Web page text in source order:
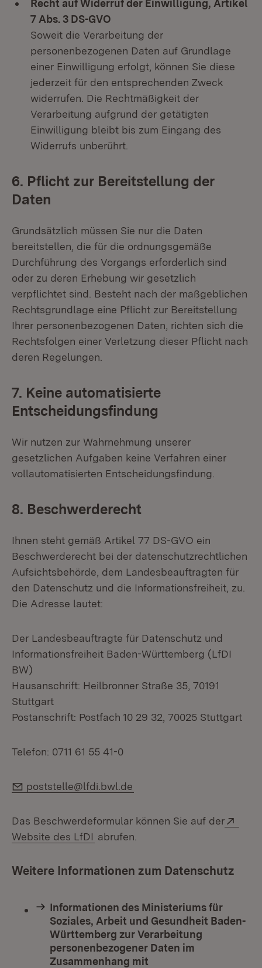
Recht auf Widerruf der Einwilligung, Artikel
7 Abs. 3 DS-GVO
Soweit die Verarbeitung der
personenbezogenen Daten auf Grundlage
einer Einwilligung erfolgt, können Sie diese
jederzeit für den entsprechenden Zweck
widerrufen. Die Rechtmäßigkeit der
Verarbeitung aufgrund der getätigten
Einwilligung bleibt bis zum Eingang des
Widerrufs unberührt.
6. Pflicht zur Bereitstellung der
Daten
Grundsätzlich müssen Sie nur die Daten
bereitstellen, die für die ordnungsgemäße
Durchführung des Vorgangs erforderlich sind
oder zu deren Erhebung wir gesetzlich
verpflichtet sind. Besteht nach der maßgeblichen
Rechtsgrundlage eine Pflicht zur Bereitstellung
Ihrer personenbezogenen Daten, richten sich die
Rechtsfolgen einer Verletzung dieser Pflicht nach
deren Regelungen.
7. Keine automatisierte
Entscheidungsfindung
Wir nutzen zur Wahrnehmung unserer
gesetzlichen Aufgaben keine Verfahren einer
vollautomatisierten Entscheidungsfindung.
8. Beschwerderecht
Ihnen steht gemäß Artikel 77 DS-GVO ein
Beschwerderecht bei der datenschutzrechtlichen
Aufsichtsbehörde, dem Landesbeauftragten für
den Datenschutz und die Informationsfreiheit, zu.
Die Adresse lautet:
Der Landesbeauftragte für Datenschutz und
Informationsfreiheit Baden-Württemberg (LfDI
BW)
Hausanschrift: Heilbronner Straße 35, 70191
Stuttgart
Postanschrift: Postfach 10 29 32, 70025 Stuttgart
Telefon: 0711 61 55 41-0
E-Mail:
poststelle@lfdi.bwl.de
Das Beschwerdeformular können Sie auf der
Website des LfDI (Öffnet in neuem Fenster)
abrufen.
Weitere Informationen zum Datenschutz
Informationen des Ministeriums für
Soziales, Arbeit und Gesundheit Baden-
Württemberg zur Verarbeitung
personenbezogener Daten im
Zusammenhang mit